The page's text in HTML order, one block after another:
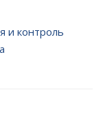
и контроль